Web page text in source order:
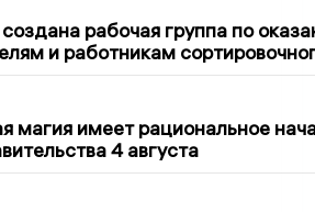
рабочая группа по
и работникам
магия имеет рациональное
4 августа